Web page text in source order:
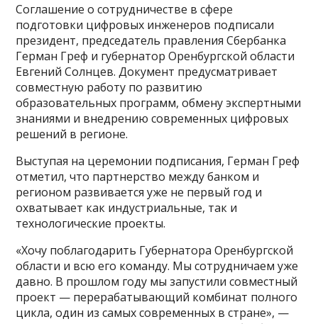
Соглашение о сотрудничестве в сфере
подготовки цифровых инженеров подписали
президент, председатель правления Сбербанка
Герман Греф и губернатор Оренбургской области
Евгений Солнцев. Документ предусматривает
совместную работу по развитию
образовательных программ, обмену экспертными
знаниями и внедрению современных цифровых
решений в регионе.
Выступая на церемонии подписания, Герман Греф
отметил, что партнерство между банком и
регионом развивается уже не первый год и
охватывает как индустриальные, так и
технологические проекты.
«Хочу поблагодарить Губернатора Оренбургской
области и всю его команду. Мы сотрудничаем уже
давно. В прошлом году мы запустили совместный
проект — перерабатывающий комбинат полного
цикла, один из самых современных в стране», —